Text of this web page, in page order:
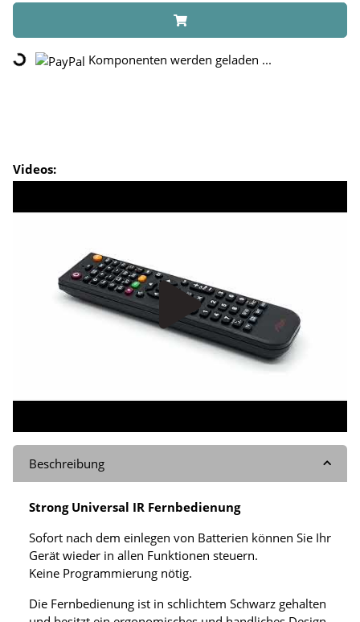
Loading... Komponenten werden geladen ...
Videos:
Beschreibung
Strong Universal IR Fernbedienung
Sofort nach dem einlegen von Batterien können Sie Ihr
Gerät wieder in allen Funktionen steuern.
Keine Programmierung nötig.
Die Fernbedienung ist in schlichtem Schwarz gehalten